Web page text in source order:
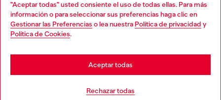
"Aceptar todas" usted consiente el uso de todas ellas. Para más
información o para seleccionar sus preferencias haga clic en
Gestionar las Preferencias o lea nuestra Política de privacidad y
Política de Cookies.
Rechazar todas
Aceptar todas
VAT 00642650246 -v10.9.10
Country: MX Language: ES
Choose your location
You are currently browsing México website, but it seems you
may be based in United States